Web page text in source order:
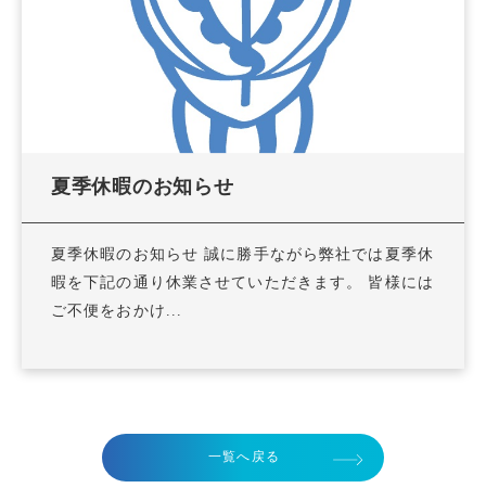
夏季休暇のお知らせ
夏季休暇のお知らせ 誠に勝手ながら弊社では夏季休
暇を下記の通り休業させていただきます。 皆様には
ご不便をおかけ...
一覧へ戻る